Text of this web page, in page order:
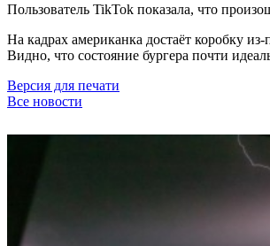
Пользователь TikTok показала, что
На кадрах американка достаёт коробку
Видно, что состояние бургера почти
Версия для печати
Все новости